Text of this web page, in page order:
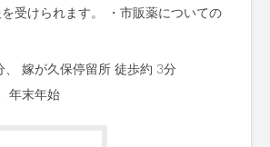
受けられます。 ・市販薬についての
、 嫁が久保停留所 徒歩約 3分
年末年始